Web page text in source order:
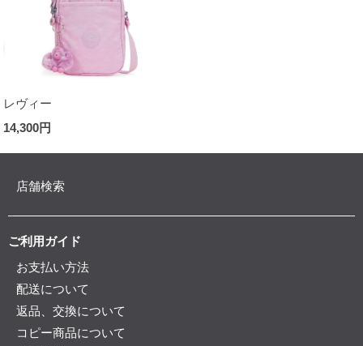
レヴィー
14,300円
店舗検索
ご利用ガイド
お支払い方法
配送について
返品、交換について
コピー商品について